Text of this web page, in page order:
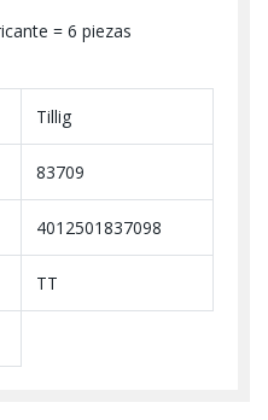
= 6 piezas
Tillig
83709
4012501837098
TT